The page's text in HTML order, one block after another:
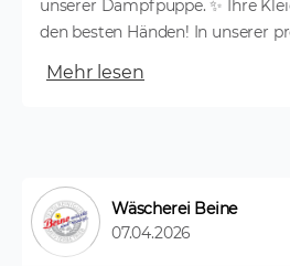
unserer Dampfpuppe. ✨ Ihre
den besten Händen! In unserer
Mehr lesen
Wäscherei Beine
07.04.2026